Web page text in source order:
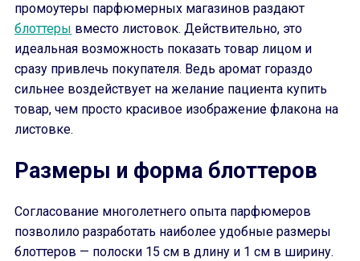
промоутеры парфюмерных магазинов раздают
блоттеры вместо листовок. Действительно, это
идеальная возможность показать товар лицом и
сразу привлечь покупателя. Ведь аромат гораздо
сильнее воздействует на желание пациента купить
товар, чем просто красивое изображение флакона на
листовке.
Размеры и форма блоттеров
Согласование многолетнего опыта парфюмеров
позволило разработать наиболее удобные размеры
блоттеров — полоски 15 см в длину и 1 см в ширину.